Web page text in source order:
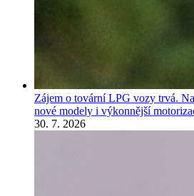
Zájem o tovární LPG vozy trvá.
nové modely i výkonnější
30. 7. 2026